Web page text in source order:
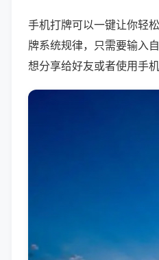
手机打牌可以一键让你轻
牌系统规律，只需要输入
想分享给好友或者使用手